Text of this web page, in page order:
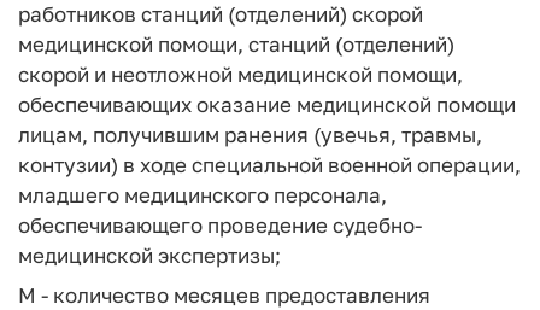
работников станций (отделений) скорой
медицинской помощи, станций (отделений)
скорой и неотложной медицинской помощи,
обеспечивающих оказание медицинской помощи
лицам, получившим ранения (увечья, травмы,
контузии) в ходе специальной военной операции,
младшего медицинского персонала,
обеспечивающего проведение судебно-
медицинской экспертизы;
М - количество месяцев предоставления